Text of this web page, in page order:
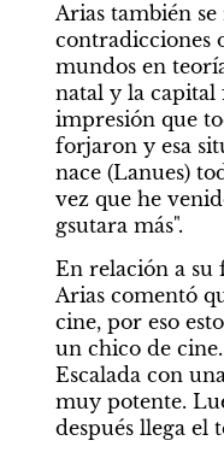
Arias también
contradicciones
mundos en
natal y la capital
impresión que
forjaron y esa
nace (Lanues)
vez que he
gsutara más".
En relación a
Arias comentó
cine, por eso
un chico de
Escalada con
muy potente.
después llega el